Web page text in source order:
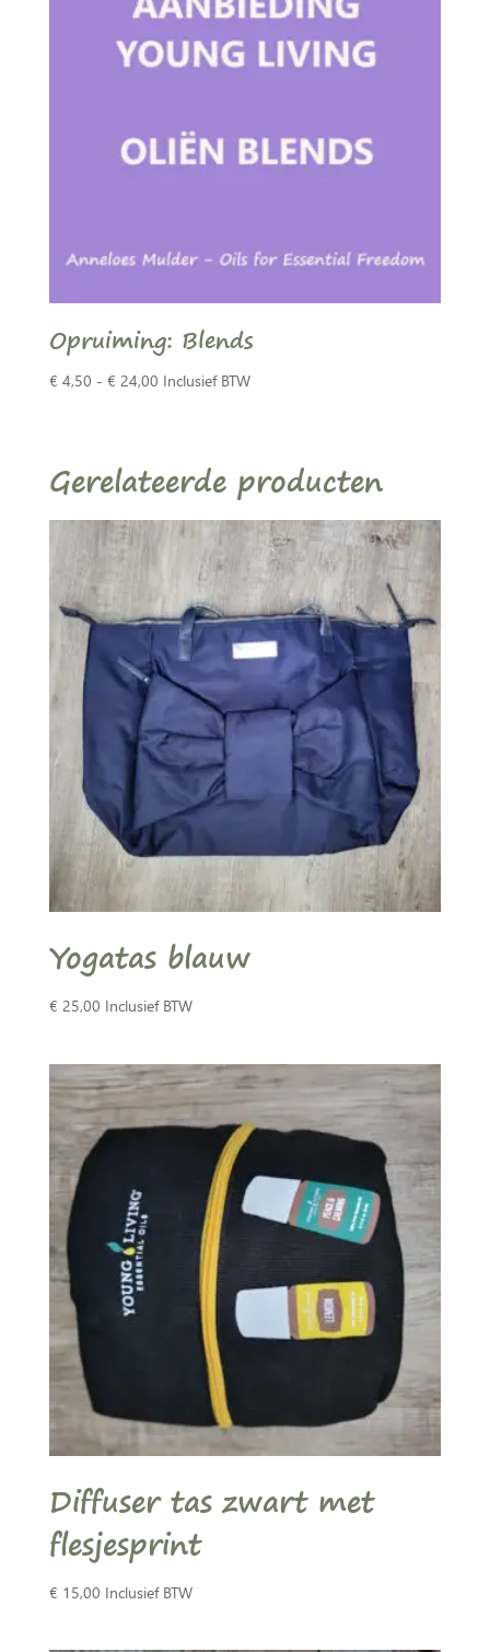
Opruiming: Blends
€ 4,50 - € 24,00Prijsklasse:
Inclusief BTW
Gerelateerde producten
Yogatas blauw
€ 25,00 Inclusief BTW
Diffuser tas zwart met
flesjesprint
€ 15,00 Inclusief BTW